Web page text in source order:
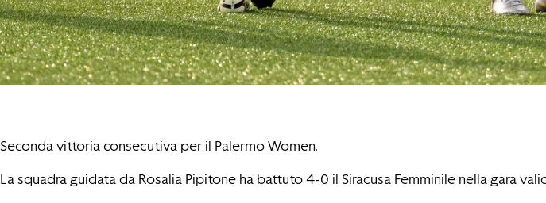
Seconda vittoria consecutiva per il Palermo Women.
La squadra guidata da Rosalia Pipitone ha battuto 4-0 il Siracusa Femminile nella gara